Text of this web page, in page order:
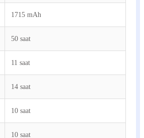
1715 mAh
50 saat
11 saat
14 saat
10 saat
10 saat